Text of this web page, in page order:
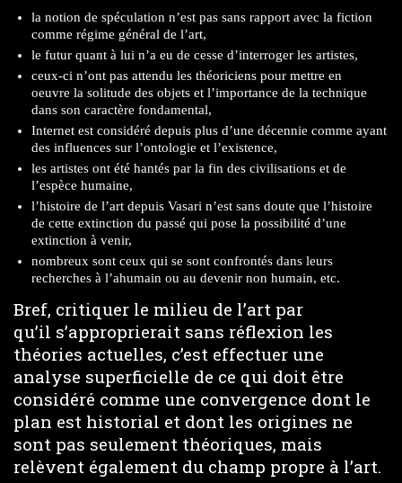
la notion de spéculation n’est pas sans rapport avec la fiction
comme régime général de l’art,
le futur quant à lui n’a eu de cesse d’interroger les artistes,
ceux-ci n’ont pas attendu les théoriciens pour mettre en
oeuvre la solitude des objets et l’importance de la technique
dans son caractère fondamental,
Internet est considéré depuis plus d’une décennie comme ayant
des influences sur l’ontologie et l’existence,
les artistes ont été hantés par la fin des civilisations et de
l’espèce humaine,
l’histoire de l’art depuis Vasari n’est sans doute que l’histoire
de cette extinction du passé qui pose la possibilité d’une
extinction à venir,
nombreux sont ceux qui se sont confrontés dans leurs
recherches à l’ahumain ou au devenir non humain, etc.
Bref, critiquer le milieu de l’art par
qu’il s’approprierait sans réflexion les
théories actuelles, c’est effectuer une
analyse superficielle de ce qui doit être
considéré comme une convergence dont le
plan est historial et dont les origines ne
sont pas seulement théoriques, mais
relèvent également du champ propre à l’art.